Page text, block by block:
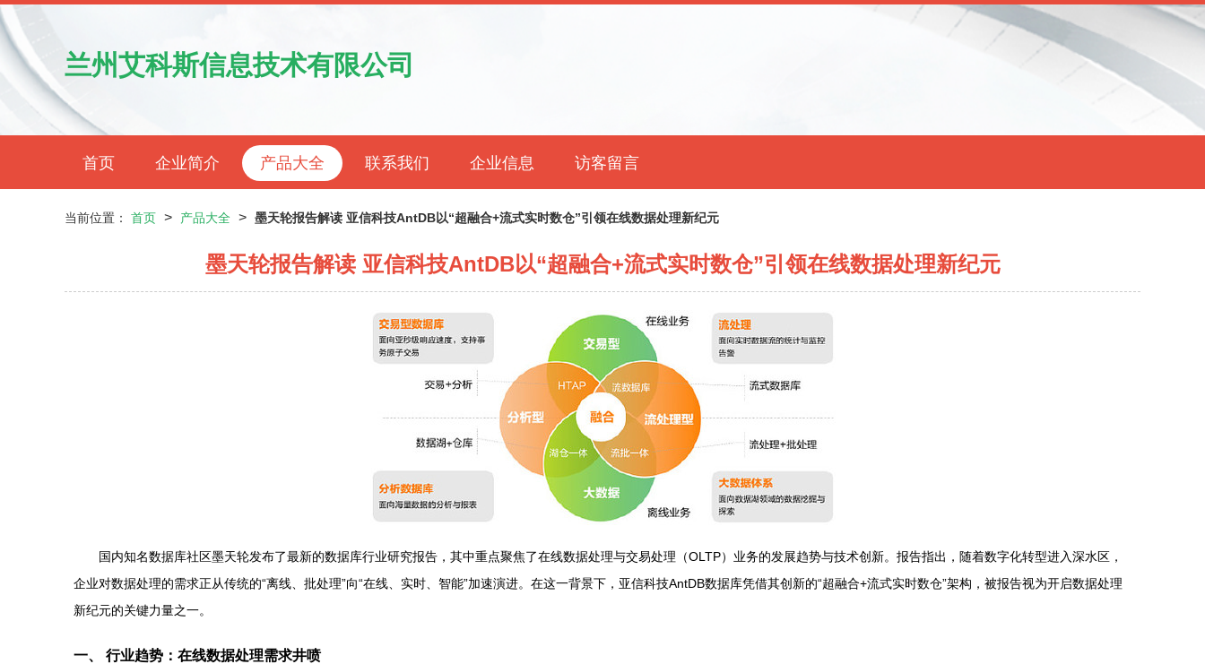
兰州艾科斯信息技术有限公司
首页 企业简介 产品大全 联系我们 企业信息 访客留言
当前位置： 首页 > 产品大全 > 墨天轮报告解读 亚信科技AntDB以“超融合+流式实时数仓”引领在线数据处理新纪元
墨天轮报告解读 亚信科技AntDB以“超融合+流式实时数仓”引领在线数据处理新纪元
国内知名数据库社区墨天轮发布了最新的数据库行业研究报告，其中重点聚焦了在线数据处理与交易处理（OLTP）业务的发展趋势与技术创新。报告指出，随着数字化转型进入深水区，
企业对数据处理的需求正从传统的“离线、批处理”向“在线、实时、智能”加速演进。在这一背景下，亚信科技AntDB数据库凭借其创新的“超融合+流式实时数仓”架构，被报告视为开启数据处理
新纪元的关键力量之一。
一、 行业趋势：在线数据处理需求井喷